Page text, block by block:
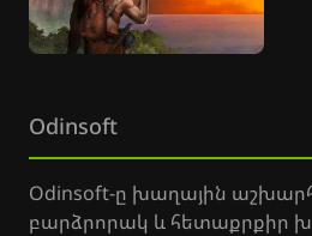
Odinsoft
Odinsoft-ը խաղային
բարձրորակ և հետաքրքիր